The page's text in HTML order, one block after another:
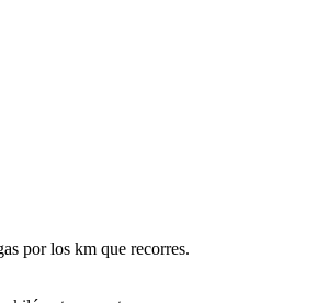
por los km que recorres.